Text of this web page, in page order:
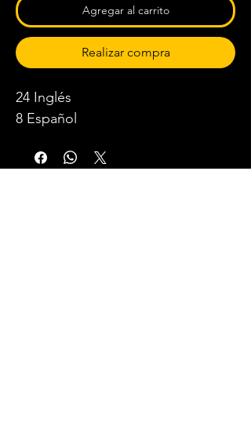
Agregar al carrito
Realizar compra
24 Inglés
8 Español